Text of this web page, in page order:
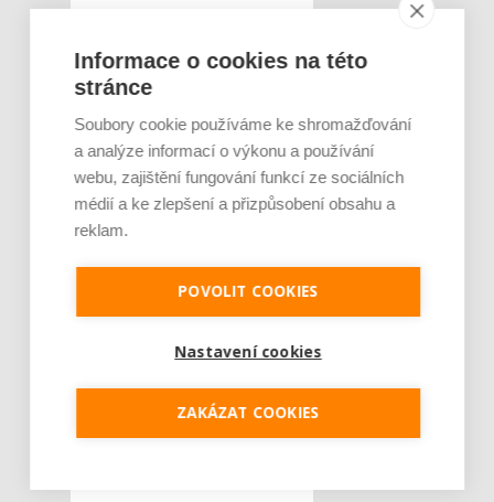
Informace o cookies na této
stránce
Soubory cookie používáme ke shromažďování
a analýze informací o výkonu a používání
webu, zajištění fungování funkcí ze sociálních
médií a ke zlepšení a přizpůsobení obsahu a
reklam.
POVOLIT COOKIES
Nastavení cookies
ZAKÁZAT COOKIES